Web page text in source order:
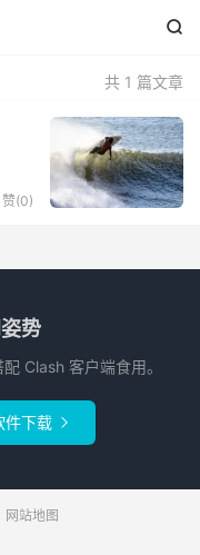

共 1 篇文章
赞(0)
势
Clash 客户端食用。
件下载 
网站地图